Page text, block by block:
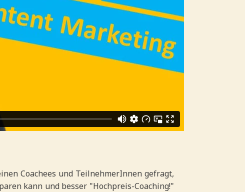
Coachees und TeilnehmerInnen gefragt,
kann und besser "Hochpreis-Coaching!"